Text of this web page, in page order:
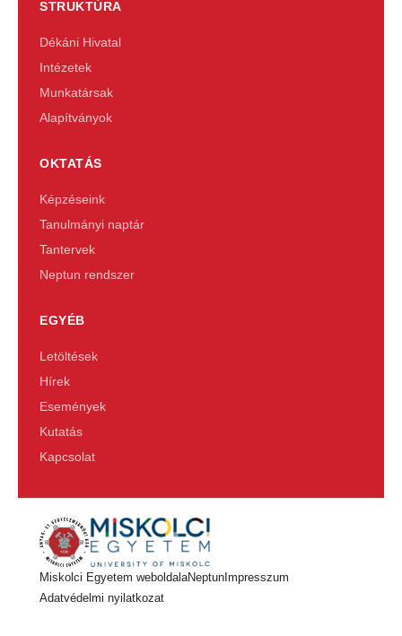
STRUKTÚRA
Dékáni Hivatal
Intézetek
Munkatársak
Alapítványok
OKTATÁS
Képzéseink
Tanulmányi naptár
Tantervek
Neptun rendszer
EGYÉB
Letöltések
Hírek
Események
Kutatás
Kapcsolat
Miskolci Egyetem weboldalaNeptun Impresszum
Adatvédelmi nyilatkozat